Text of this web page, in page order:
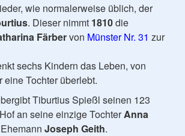
wie normalerweise üblich, der
. Dieser nimmt 1810die
Färbervon Münster Nr. 31 zur
sechs Kindern das Leben, von
eine Tochter überlebt.
Tiburtius Spießl seinen 123
an seine einzige TochterAnna
Joseph Geith.